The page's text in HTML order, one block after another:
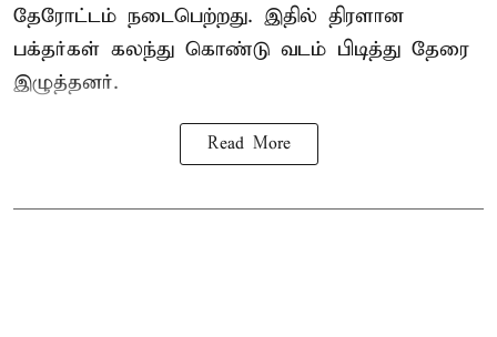
தேரோட்டம் நடைபெற்றது. இதில் திரளான
பக்தர்கள் கலந்து கொண்டு வடம் பிடித்து தேரை
இழுத்தனர்.
Read More